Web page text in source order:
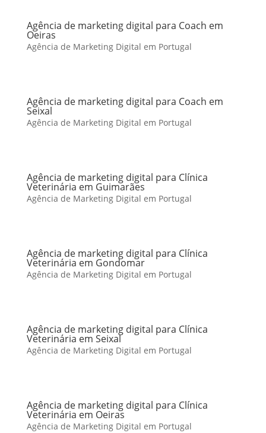
Agência de marketing digital para Coach em
Oeiras
Agência de Marketing Digital em Portugal
Agência de marketing digital para Coach em
Seixal
Agência de Marketing Digital em Portugal
Agência de marketing digital para Clínica
Veterinária em Guimarães
Agência de Marketing Digital em Portugal
Agência de marketing digital para Clínica
Veterinária em Gondomar
Agência de Marketing Digital em Portugal
Agência de marketing digital para Clínica
Veterinária em Seixal
Agência de Marketing Digital em Portugal
Agência de marketing digital para Clínica
Veterinária em Oeiras
Agência de Marketing Digital em Portugal